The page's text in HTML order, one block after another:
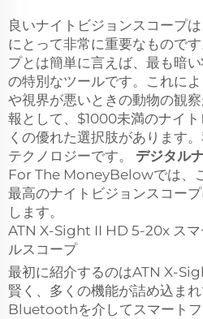
良いナイトビジョンスコープ
にとって非常に重要なもので
プとは簡単に言えば、最も暗
の特別なツールです。これに
や視界が悪いときの動物の観
報として、$1000未満のナイ
くの優れた選択肢があります
テクノロジーです。 デジタル
For The MoneyBelowでは、
最高のナイトビジョンスコー
します。
ATN X-Sight II HD 5-20x スマ
ルスコープ
最初に紹介するのはATN X-
賢く、多くの機能が詰め込ま
Bluetoothを介してスマート